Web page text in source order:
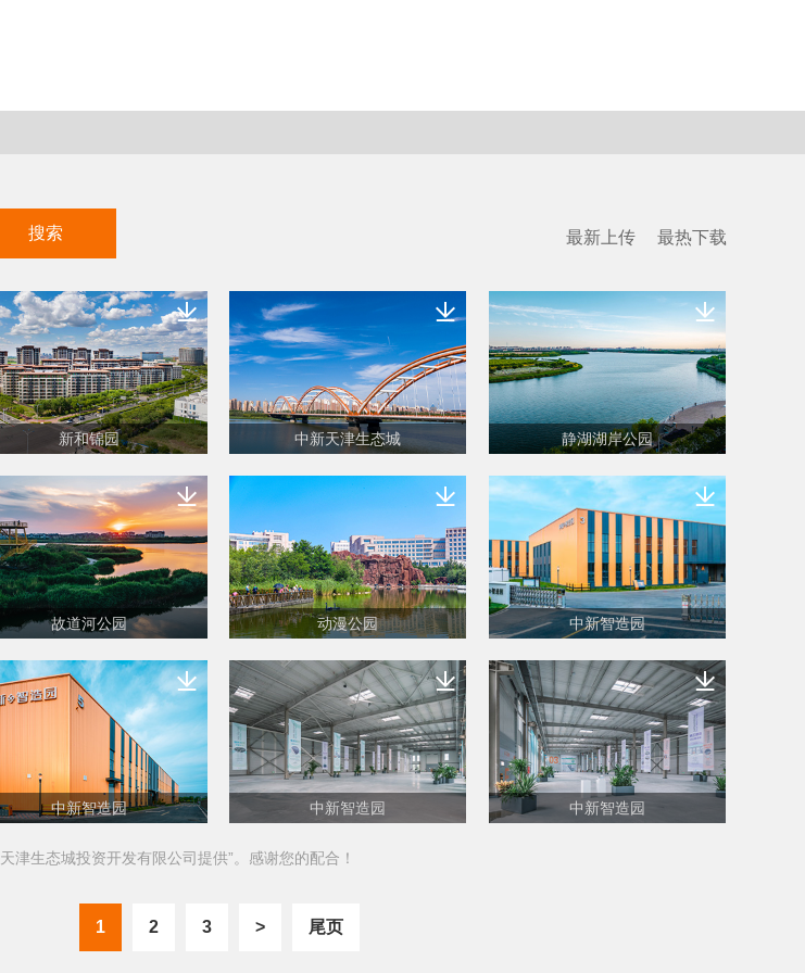
搜索 最新上传 最热下载
新和锦园 中新天津生态城 静湖湖岸公园
故道河公园 动漫公园 中新智造园
中新智造园 中新智造园 中新智造园
津生态城投资开发有限公司提供”。感谢您的配合！
1 2 3 > 尾页